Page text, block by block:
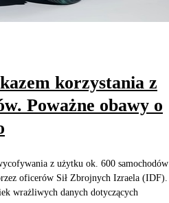
korzystania z
Poważne obawy o
z użytku ok. 600 samochodów
oficerów Sił Zbrojnych Izraela (IDF).
wrażliwych danych dotyczących